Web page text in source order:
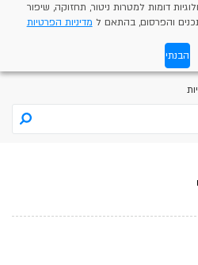
דומות למטרות ניטור, תחזוקה, שיפור
והפרסום, בהתאם ל מדיניות הפרטיות
הבנתי